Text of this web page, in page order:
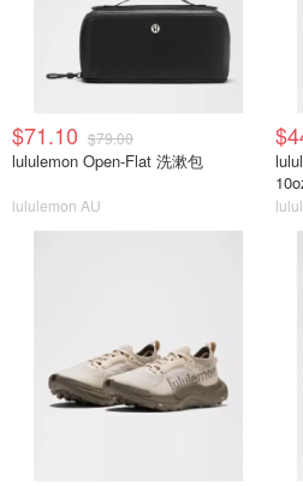
$71.10 $79.00
lululemon Open-Flat 洗漱包
lululemon AU